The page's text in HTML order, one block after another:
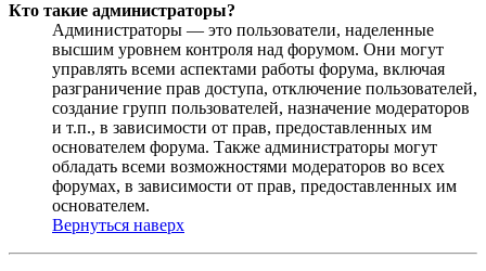
Кто такие администраторы?
Администраторы — это пользователи, наделенные
высшим уровнем контроля над форумом. Они могут
управлять всеми аспектами работы форума, включая
разграничение прав доступа, отключение пользователей,
создание групп пользователей, назначение модераторов
и т.п., в зависимости от прав, предоставленных им
основателем форума. Также администраторы могут
обладать всеми возможностями модераторов во всех
форумах, в зависимости от прав, предоставленных им
основателем.
Вернуться наверх